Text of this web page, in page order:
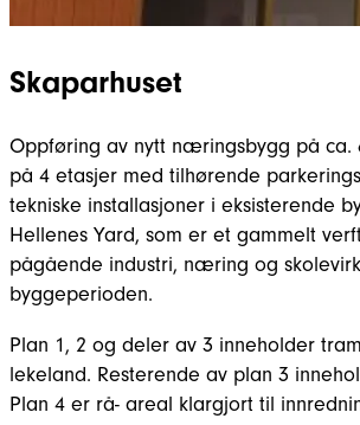
Skaparhuset
Oppføring av nytt næringsbygg på ca.
på 4 etasjer med tilhørende
tekniske installasjoner i eksisterende
Hellenes Yard, som er et gammelt
pågående industri, næring og
byggeperioden.
Plan 1, 2 og deler av 3 inneholder
lekeland. Resterende av plan 3
Plan 4 er rå- areal klargjort til